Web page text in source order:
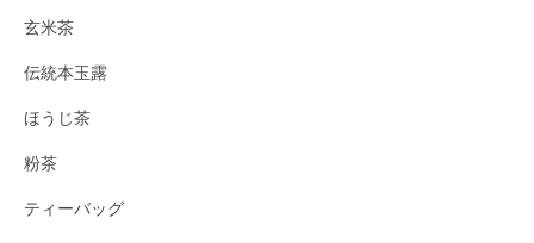
玄米茶
伝統本玉露
ほうじ茶
粉茶
ティーバッグ